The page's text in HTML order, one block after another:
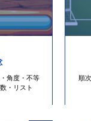
角度・不等
・リスト
順